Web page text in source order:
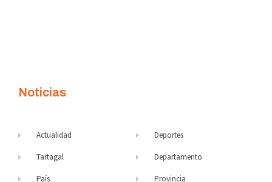
Noticias
Actualidad
Tartagal
País
Deportes
Departamento
Provincia